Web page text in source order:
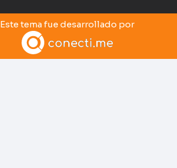
Este tema fue desarrollado por